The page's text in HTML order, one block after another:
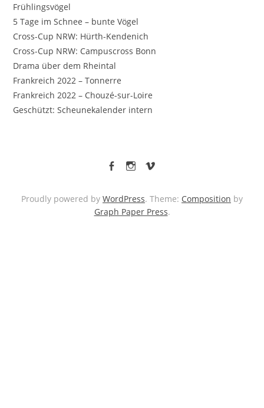
Frühlingsvögel
5 Tage im Schnee – bunte Vögel
Cross-Cup NRW: Hürth-Kendenich
Cross-Cup NRW: Campuscross Bonn
Drama über dem Rheintal
Frankreich 2022 – Tonnerre
Frankreich 2022 – Chouzé-sur-Loire
Geschützt: Scheunekalender intern
Proudly powered by WordPress. Theme: Composition by
Graph Paper Press.